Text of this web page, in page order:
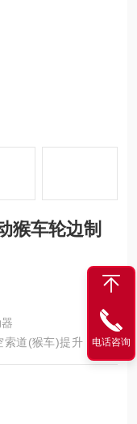
猴车轮边制
索道(猴车)提升，地下
绳安装在驱动轮、托
送矿工的原理。
电话咨询